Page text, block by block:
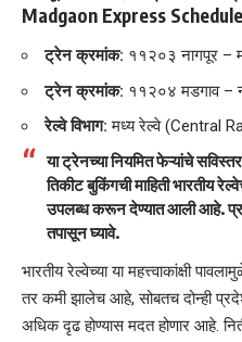
Madgaon Express
ट्रेन क्रमांक: ११२०३ नागपूर –
ट्रेन क्रमांक: ११२०४ मडगाव –
रेल्वे विभाग: मध्य रेल्वे (Central
या ट्रेनच्या नियमित फेऱ्यांचे
तिकीट बुकिंगची माहिती भारतीय
उपलब्ध करून देण्यात आली आहे.
तपासून घ्यावे.
भारतीय रेल्वेच्या या महत्त्वाकांक्षी
तर कमी झालेच आहे, सोबतच दोन्ही
अधिक दृढ होण्यास मदत होणार आहे.